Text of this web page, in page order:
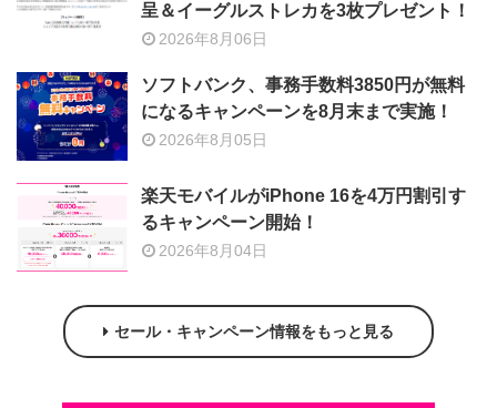
呈＆イーグルストレカを3枚プレゼント！
2026年8月06日
ソフトバンク、事務手数料3850円が無料
になるキャンペーンを8月末まで実施！
2026年8月05日
楽天モバイルがiPhone 16を4万円割引す
るキャンペーン開始！
2026年8月04日
セール・キャンペーン情報をもっと見る